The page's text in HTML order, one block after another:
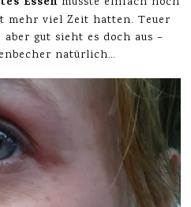
mehr viel Zeit hatten. Teuer
gut sieht es doch aus –
natürlich…